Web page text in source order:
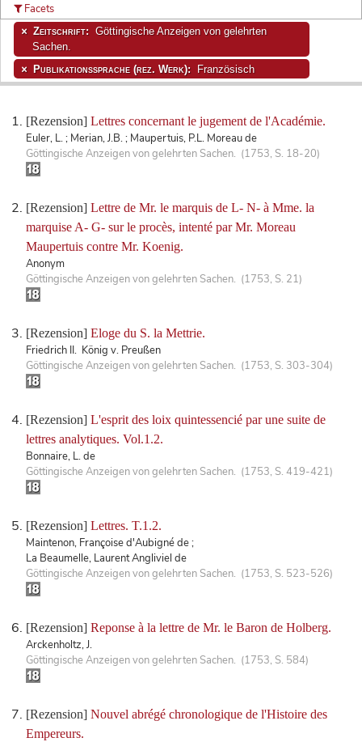
[Rezension] Lettres concernant le jugement de l'Académie.
Euler, L. ; Merian, J.B. ; Maupertuis, P.L. Moreau de
Göttingische Anzeigen von gelehrten Sachen. (1753, S. 18-20)
[Rezension] Lettre de Mr. le marquis de L- N- à Mme. la
marquise A- G- sur le procès, intenté par Mr. Moreau
Maupertuis contre Mr. Koenig.
Anonym
Göttingische Anzeigen von gelehrten Sachen. (1753, S. 21)
[Rezension] Eloge du S. la Mettrie.
Friedrich II. König v. Preußen
Göttingische Anzeigen von gelehrten Sachen. (1753, S. 303-304)
[Rezension] L'esprit des loix quintessencié par une suite de
lettres analytiques. Vol.1.2.
Bonnaire, L. de
Göttingische Anzeigen von gelehrten Sachen. (1753, S. 419-421)
[Rezension] Lettres. T.1.2.
Maintenon, Françoise d'Aubigné de ;
La Beaumelle, Laurent Angliviel de
Göttingische Anzeigen von gelehrten Sachen. (1753, S. 523-526)
[Rezension] Reponse à la lettre de Mr. le Baron de Holberg.
Arckenholtz, J.
Göttingische Anzeigen von gelehrten Sachen. (1753, S. 584)
[Rezension] Nouvel abrégé chronologique de l'Histoire des
Empereurs.
Facets
Zeitschrift:
Göttingische Anzeigen von gelehrten
Sachen.
Publikationssprache (rez. Werk): Französisch